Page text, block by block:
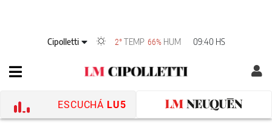
Cipolletti 2° TEMP 66% HUM 09:40 HS
ESCUCHÁ LU5